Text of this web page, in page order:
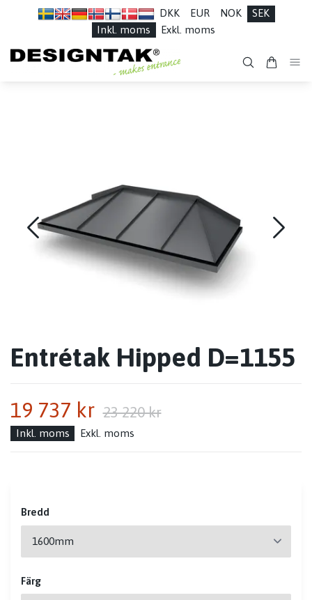
DKK EUR NOK
SEK
Inkl. moms
Exkl. moms
Entrétak Hipped D=1155
19 737 kr 23 220 kr
Inkl. moms Exkl. moms
Bredd
Färg